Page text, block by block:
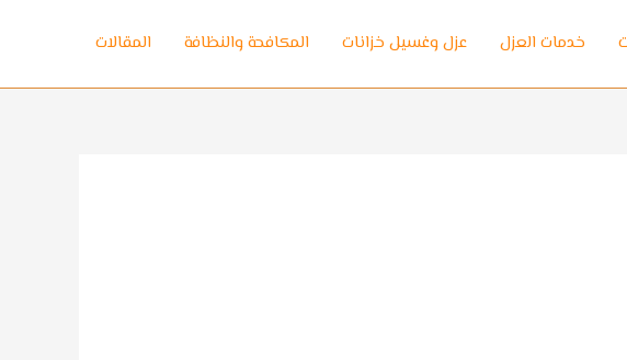
خدمات العزل عزل وغسيل خزانات المكافحة والنظافة المقالات